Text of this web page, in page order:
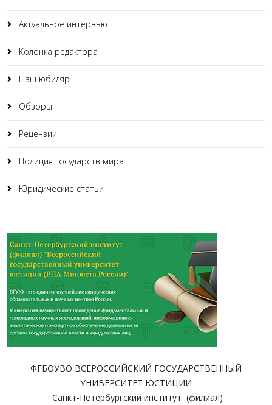
Актуальное интервью
Колонка редактора
Наш юбиляр
Обзоры
Рецензии
Полиция государств мира
Юридические статьи
ФГБОУВО ВСЕРОССИЙСКИЙ ГОСУДАРСТВЕННЫЙ
УНИВЕРСИТЕТ ЮСТИЦИИ
Санкт-Петербургский институт (филиал)